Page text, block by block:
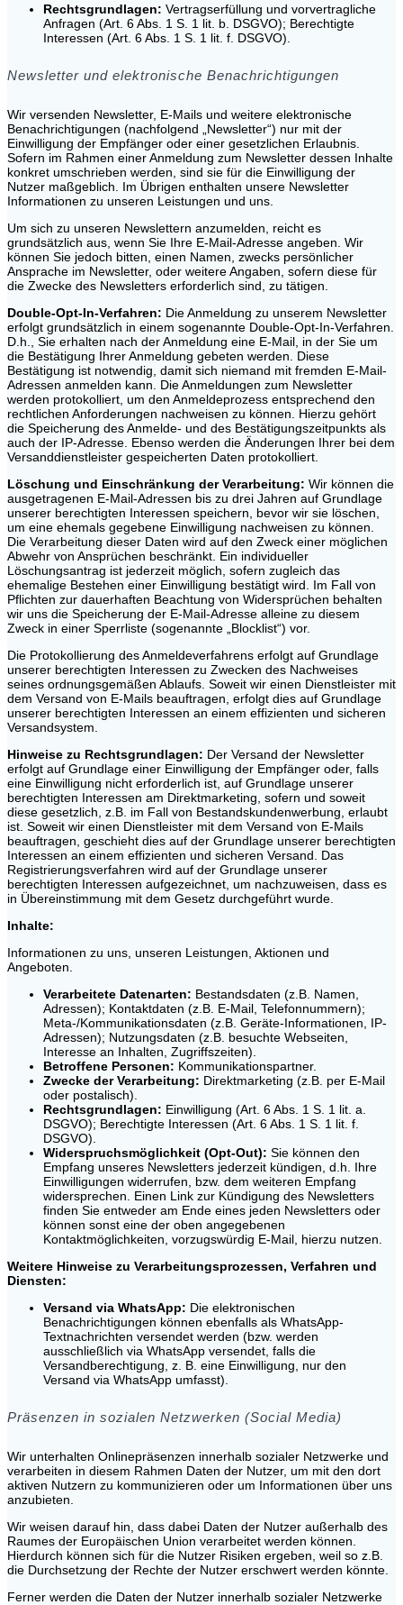
Rechtsgrundlagen: Vertragserfüllung und vorvertragliche
Anfragen (Art. 6 Abs. 1 S. 1 lit. b. DSGVO); Berechtigte
Interessen (Art. 6 Abs. 1 S. 1 lit. f. DSGVO).
Newsletter und elektronische Benachrichtigungen
Wir versenden Newsletter, E-Mails und weitere elektronische
Benachrichtigungen (nachfolgend „Newsletter“) nur mit der
Einwilligung der Empfänger oder einer gesetzlichen Erlaubnis.
Sofern im Rahmen einer Anmeldung zum Newsletter dessen Inhalte
konkret umschrieben werden, sind sie für die Einwilligung der
Nutzer maßgeblich. Im Übrigen enthalten unsere Newsletter
Informationen zu unseren Leistungen und uns.
Um sich zu unseren Newslettern anzumelden, reicht es
grundsätzlich aus, wenn Sie Ihre E-Mail-Adresse angeben. Wir
können Sie jedoch bitten, einen Namen, zwecks persönlicher
Ansprache im Newsletter, oder weitere Angaben, sofern diese für
die Zwecke des Newsletters erforderlich sind, zu tätigen.
Double-Opt-In-Verfahren: Die Anmeldung zu unserem Newsletter
erfolgt grundsätzlich in einem sogenannte Double-Opt-In-Verfahren.
D.h., Sie erhalten nach der Anmeldung eine E-Mail, in der Sie um
die Bestätigung Ihrer Anmeldung gebeten werden. Diese
Bestätigung ist notwendig, damit sich niemand mit fremden E-Mail-
Adressen anmelden kann. Die Anmeldungen zum Newsletter
werden protokolliert, um den Anmeldeprozess entsprechend den
rechtlichen Anforderungen nachweisen zu können. Hierzu gehört
die Speicherung des Anmelde- und des Bestätigungszeitpunkts als
auch der IP-Adresse. Ebenso werden die Änderungen Ihrer bei dem
Versanddienstleister gespeicherten Daten protokolliert.
Löschung und Einschränkung der Verarbeitung: Wir können die
ausgetragenen E-Mail-Adressen bis zu drei Jahren auf Grundlage
unserer berechtigten Interessen speichern, bevor wir sie löschen,
um eine ehemals gegebene Einwilligung nachweisen zu können.
Die Verarbeitung dieser Daten wird auf den Zweck einer möglichen
Abwehr von Ansprüchen beschränkt. Ein individueller
Löschungsantrag ist jederzeit möglich, sofern zugleich das
ehemalige Bestehen einer Einwilligung bestätigt wird. Im Fall von
Pflichten zur dauerhaften Beachtung von Widersprüchen behalten
wir uns die Speicherung der E-Mail-Adresse alleine zu diesem
Zweck in einer Sperrliste (sogenannte „Blocklist“) vor.
Die Protokollierung des Anmeldeverfahrens erfolgt auf Grundlage
unserer berechtigten Interessen zu Zwecken des Nachweises
seines ordnungsgemäßen Ablaufs. Soweit wir einen Dienstleister mit
dem Versand von E-Mails beauftragen, erfolgt dies auf Grundlage
unserer berechtigten Interessen an einem effizienten und sicheren
Versandsystem.
Hinweise zu Rechtsgrundlagen: Der Versand der Newsletter
erfolgt auf Grundlage einer Einwilligung der Empfänger oder, falls
eine Einwilligung nicht erforderlich ist, auf Grundlage unserer
berechtigten Interessen am Direktmarketing, sofern und soweit
diese gesetzlich, z.B. im Fall von Bestandskundenwerbung, erlaubt
ist. Soweit wir einen Dienstleister mit dem Versand von E-Mails
beauftragen, geschieht dies auf der Grundlage unserer berechtigten
Interessen an einem effizienten und sicheren Versand. Das
Registrierungsverfahren wird auf der Grundlage unserer
berechtigten Interessen aufgezeichnet, um nachzuweisen, dass es
in Übereinstimmung mit dem Gesetz durchgeführt wurde.
Inhalte:
Informationen zu uns, unseren Leistungen, Aktionen und
Angeboten.
Verarbeitete Datenarten: Bestandsdaten (z.B. Namen,
Adressen); Kontaktdaten (z.B. E-Mail, Telefonnummern);
Meta-/Kommunikationsdaten (z.B. Geräte-Informationen, IP-
Adressen); Nutzungsdaten (z.B. besuchte Webseiten,
Interesse an Inhalten, Zugriffszeiten).
Betroffene Personen: Kommunikationspartner.
Zwecke der Verarbeitung: Direktmarketing (z.B. per E-Mail
oder postalisch).
Rechtsgrundlagen: Einwilligung (Art. 6 Abs. 1 S. 1 lit. a.
DSGVO); Berechtigte Interessen (Art. 6 Abs. 1 S. 1 lit. f.
DSGVO).
Widerspruchsmöglichkeit (Opt-Out): Sie können den
Empfang unseres Newsletters jederzeit kündigen, d.h. Ihre
Einwilligungen widerrufen, bzw. dem weiteren Empfang
widersprechen. Einen Link zur Kündigung des Newsletters
finden Sie entweder am Ende eines jeden Newsletters oder
können sonst eine der oben angegebenen
Kontaktmöglichkeiten, vorzugswürdig E-Mail, hierzu nutzen.
Weitere Hinweise zu Verarbeitungsprozessen, Verfahren und
Diensten:
Versand via WhatsApp: Die elektronischen
Benachrichtigungen können ebenfalls als WhatsApp-
Textnachrichten versendet werden (bzw. werden
ausschließlich via WhatsApp versendet, falls die
Versandberechtigung, z. B. eine Einwilligung, nur den
Versand via WhatsApp umfasst).
Präsenzen in sozialen Netzwerken (Social Media)
Wir unterhalten Onlinepräsenzen innerhalb sozialer Netzwerke und
verarbeiten in diesem Rahmen Daten der Nutzer, um mit den dort
aktiven Nutzern zu kommunizieren oder um Informationen über uns
anzubieten.
Wir weisen darauf hin, dass dabei Daten der Nutzer außerhalb des
Raumes der Europäischen Union verarbeitet werden können.
Hierdurch können sich für die Nutzer Risiken ergeben, weil so z.B.
die Durchsetzung der Rechte der Nutzer erschwert werden könnte.
Ferner werden die Daten der Nutzer innerhalb sozialer Netzwerke